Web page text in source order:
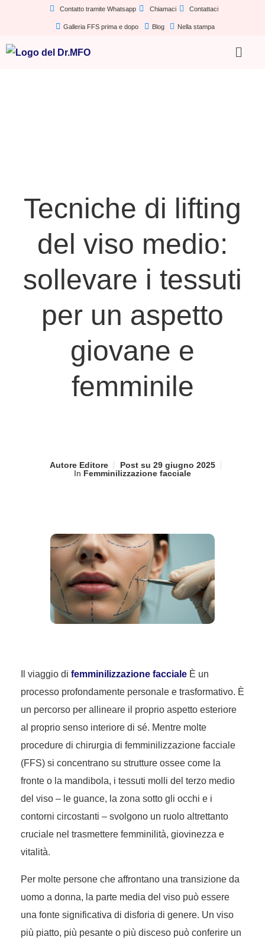
Contatto tramite Whatsapp Chiamaci Contattaci
Galleria FFS prima e dopo Blog Nella stampa
Tecniche di lifting
del viso medio:
sollevare i tessuti
per un aspetto
giovane e
femminile
Autore Editore Post su 29 giugno 2025
In Femminilizzazione facciale
Il viaggio di femminilizzazione facciale È un
processo profondamente personale e trasformativo. È
un percorso per allineare il proprio aspetto esteriore
al proprio senso interiore di sé. Mentre molte
procedure di chirurgia di femminilizzazione facciale
(FFS) si concentrano su strutture ossee come la
fronte o la mandibola, i tessuti molli del terzo medio
del viso – le guance, la zona sotto gli occhi e i
contorni circostanti – svolgono un ruolo altrettanto
cruciale nel trasmettere femminilità, giovinezza e
vitalità.
Per molte persone che affrontano una transizione da
uomo a donna, la parte media del viso può essere
una fonte significativa di disforia di genere. Un viso
più piatto, più pesante o più disceso può conferire un